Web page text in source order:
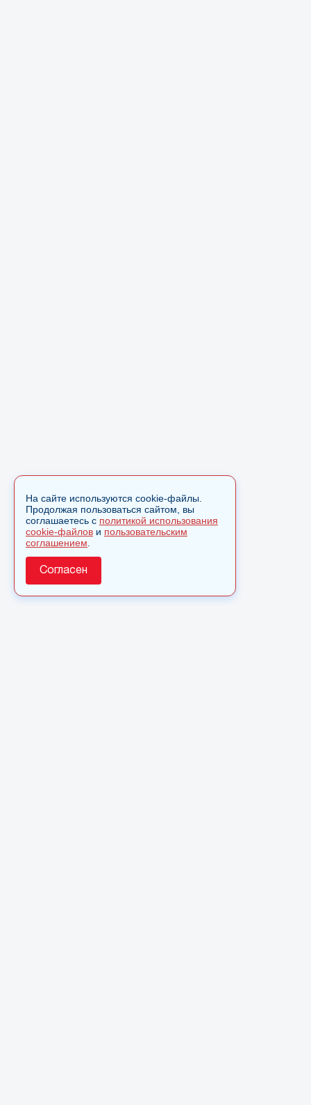
На сайте используются cookie-файлы.
Продолжая пользоваться сайтом, вы
соглашаетесь с политикой использования
cookie-файлов и пользовательским
соглашением
Согласен